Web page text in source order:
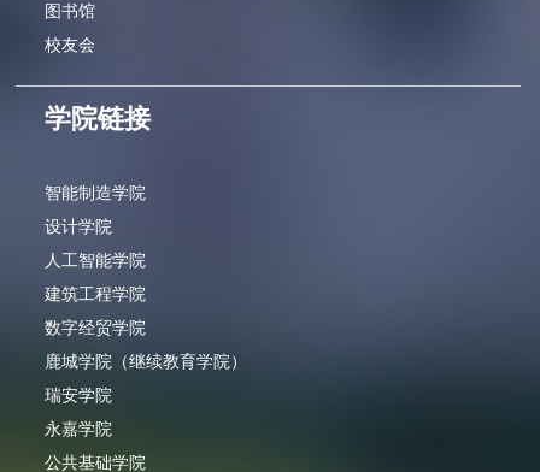
图书馆
校友会
学院链接
智能制造学院
设计学院
人工智能学院
建筑工程学院
数字经贸学院
鹿城学院（继续教育学院）
瑞安学院
永嘉学院
公共基础学院